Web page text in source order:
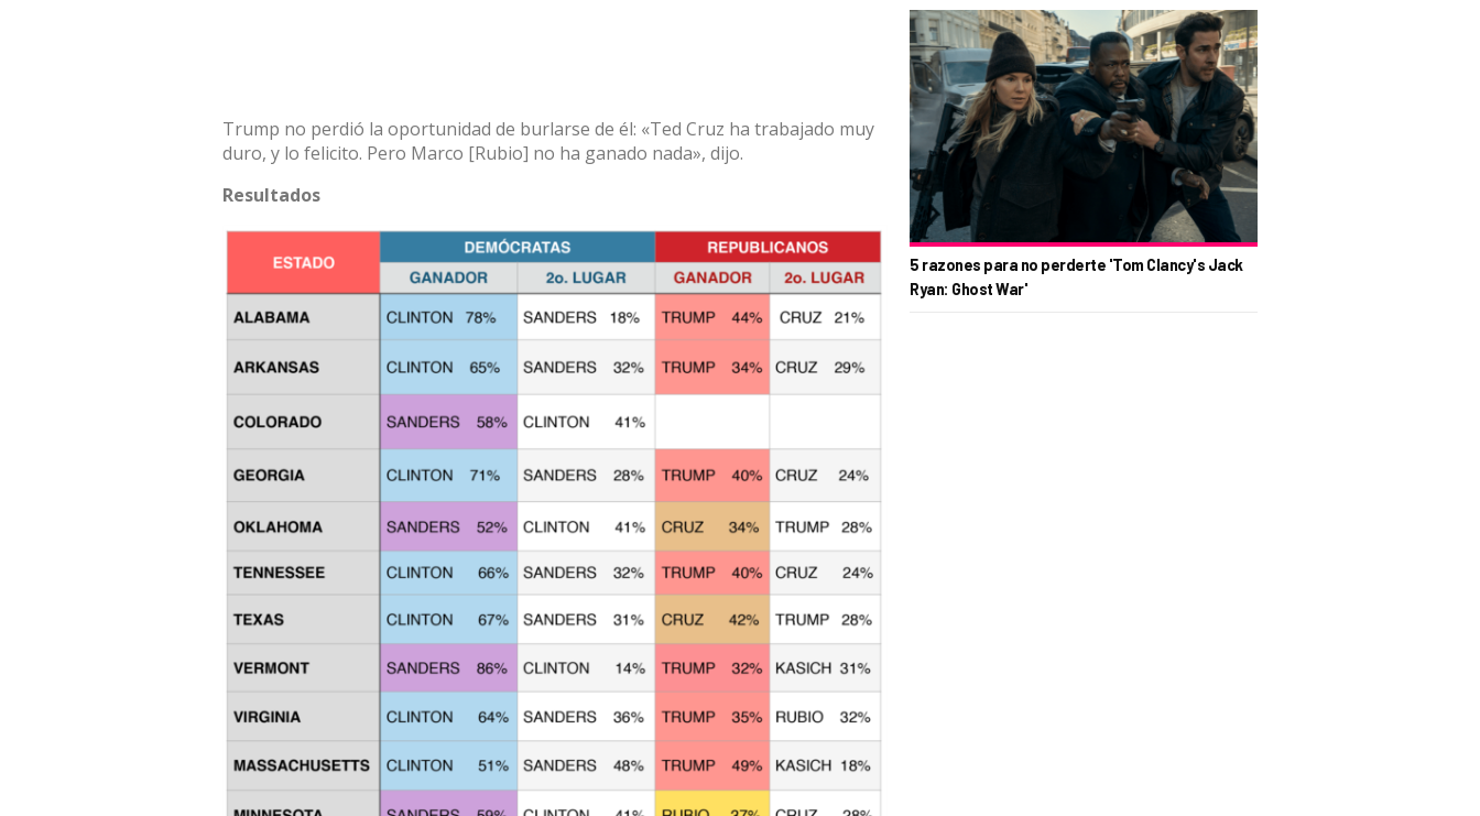
Trump no perdió la oportunidad de burlarse de él: «Ted Cruz ha trabajado muy
duro, y lo felicito. Pero Marco [Rubio] no ha ganado nada», dijo.
Resultados
5 razones para no perderte 'Tom Clancy's Jack
Ryan: Ghost War'